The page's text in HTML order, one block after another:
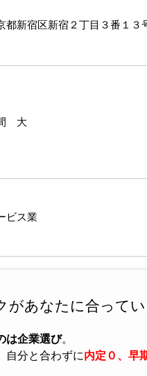
都新宿区新宿２丁目３番１３
大
ビス業
があなたに合って
は企業選び。
自分と合わずに内定０、早